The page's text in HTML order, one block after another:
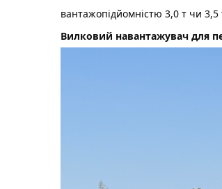
вантажопідйомністю 3,0 т чи 3,5
Вилковий навантажувач для